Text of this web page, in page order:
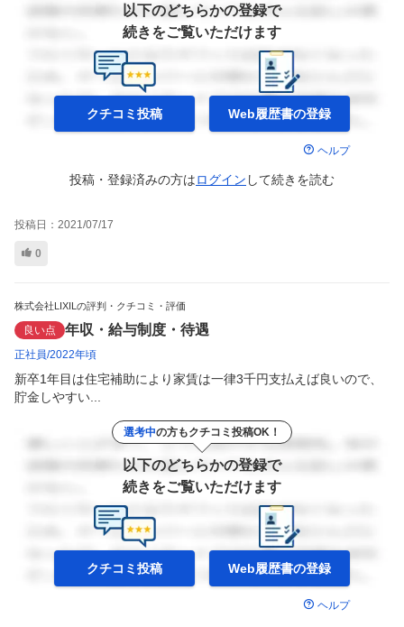
以下のどちらかの登録で
続きをご覧いただけます
クチコミ投稿 Web履歴書の登録
ヘルプ
投稿・登録済みの方はログイン して続きを読む
投稿日： 2021/07/17
0
株式会社LIXILの評判・クチコミ・評価
良い点 年収・給与制度・待遇
正社員 2022年頃
新卒1年目は住宅補助により家賃は一律3千円支払えば良いので、
貯金しやすい...
選考中の方もクチコミ投稿OK！
以下のどちらかの登録で
続きをご覧いただけます
クチコミ投稿 Web履歴書の登録
ヘルプ